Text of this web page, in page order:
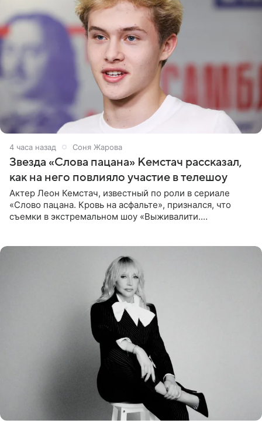
4 часа назад Соня Жарова
Звезда «Слова пацана» Кемстач рассказал,
как на него повлияло участие в телешоу
Актер Леон Кемстач, известный по роли в сериале
«Слово пацана. Кровь на асфальте», признался, что
съемки в экстремальном шоу «Выживалити.